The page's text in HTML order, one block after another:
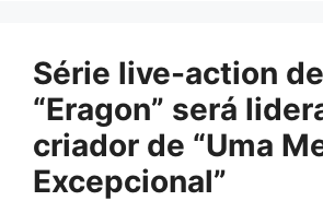
Série live-action de
“Eragon” será
criador de “Uma
Excepcional”